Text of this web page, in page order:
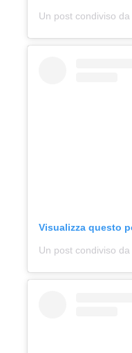
Visualizza questo